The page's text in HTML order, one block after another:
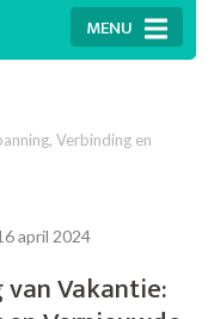
MENU
Verbinding en
april 2024
Vakantie: